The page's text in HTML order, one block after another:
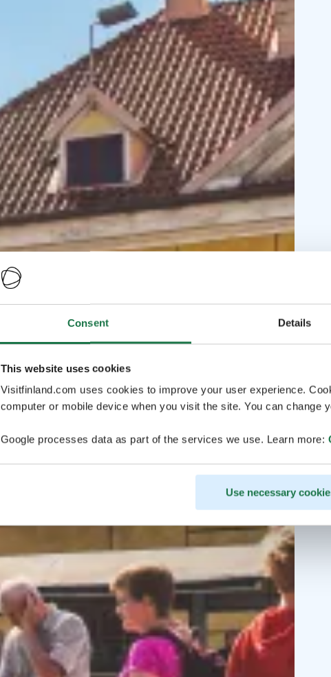
Consent Details
This website uses cookies
Visitfinland.com uses cookies to improve your user experience.
computer or mobile device when you visit the site. You can change
Google processes data as part of the services we use. Learn more:
Use necessary